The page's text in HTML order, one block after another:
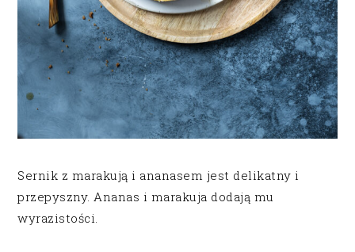
Sernik z marakują i ananasem jest delikatny i
przepyszny. Ananas i marakuja dodają mu
wyrazistości.